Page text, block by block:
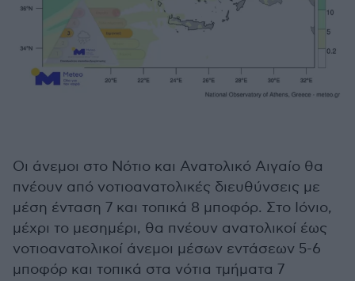
Οι άνεμοι στο Νότιο και Ανατολικό Αιγαίο θα
πνέουν από νοτιοανατολικές διευθύνσεις με
μέση ένταση 7 και τοπικά 8 μποφόρ. Στο Ιόνιο,
μέχρι το μεσημέρι, θα πνέουν ανατολικοί έως
νοτιοανατολικοί άνεμοι μέσων εντάσεων 5-6
μποφόρ και τοπικά στα νότια τμήματα 7